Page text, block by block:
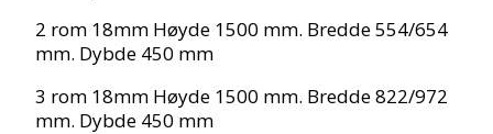
2 rom 18mm Høyde 1500 mm. Bredde 554/654
mm. Dybde 450 mm
3 rom 18mm Høyde 1500 mm. Bredde 822/972
mm. Dybde 450 mm